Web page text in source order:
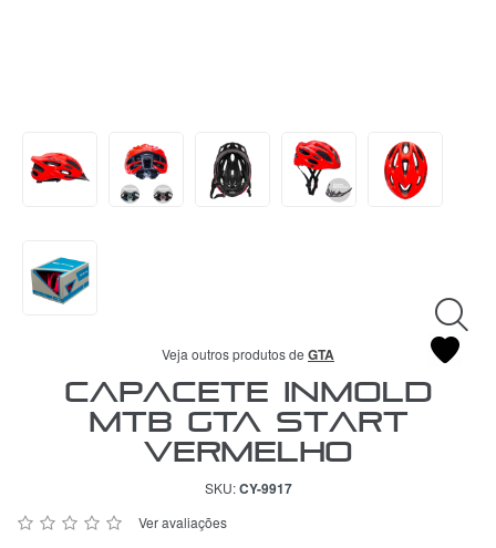
Envie-
Veja outros produtos de GTA
Capacete Inmold
MTB GTA Start
Vermelho
SKU:CY-9917
Ver avaliações